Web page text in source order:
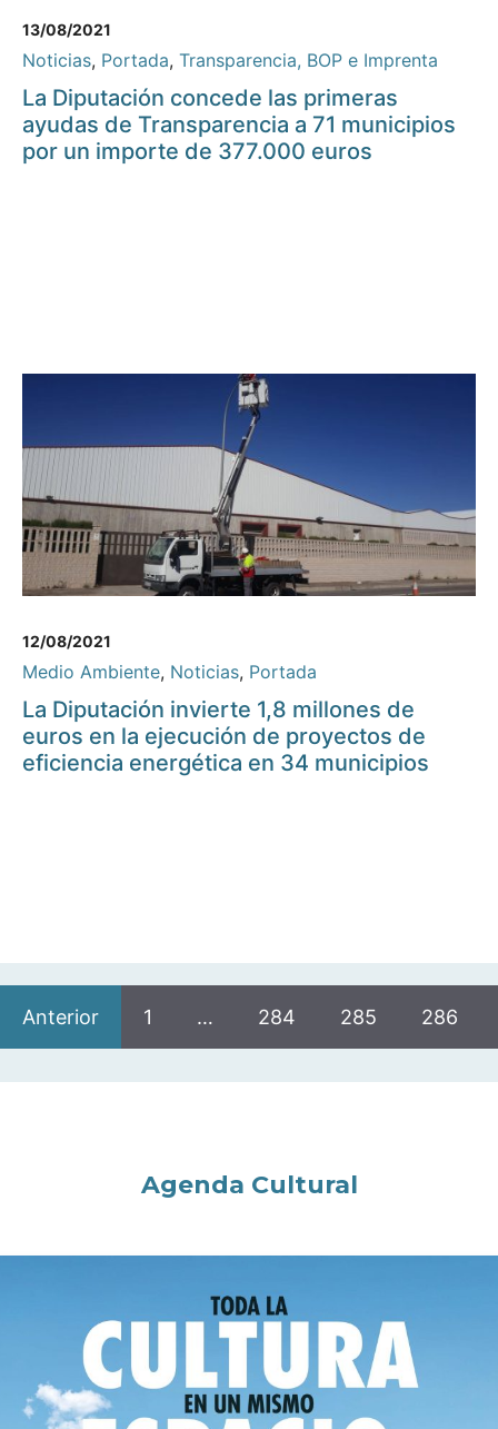
13/08/2021
Noticias, Portada, Transparencia, BOP e Imprenta
La Diputación concede las primeras
ayudas de Transparencia a 71 municipios
por un importe de 377.000 euros
12/08/2021
Medio Ambiente, Noticias, Portada
La Diputación invierte 1,8 millones de
euros en la ejecución de proyectos de
eficiencia energética en 34 municipios
Anterior 1 … 284 285 286
Agenda Cultural